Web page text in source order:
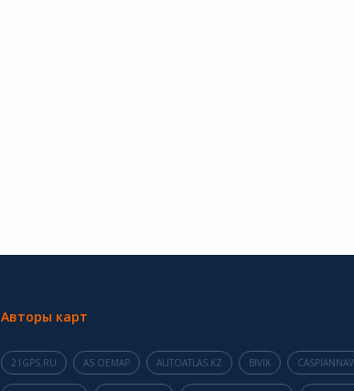
Авторы карт
21GPS.RU AS OEMAP AUTOATLAS.KZ BIVIK